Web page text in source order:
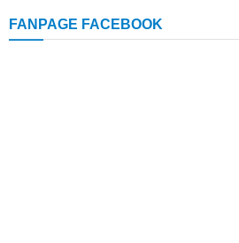
FANPAGE FACEBOOK